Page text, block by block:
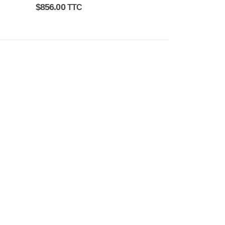
0 sur 5
$856.00 TTC